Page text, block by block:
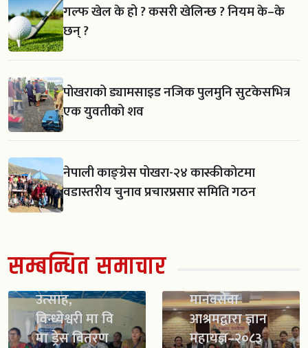
गल्फ खेल के हो ? कसरी खेलिन्छ ? नियम के–के
छन् ?
पोखराको ड्यामसाइड नजिक पुलमुनि सुटकेसभित्र
एक युवतीको शव
नेपाली काङ्ग्रेस पोखरा-२४ कास्कीकोटमा
वडास्तरीय चुनाव प्रचारप्रसार समिति गठन
सम्बन्धित समाचार
स्काउट गठन सँगै
विद्यार्थीमा नयाँ
उत्साह,
विन्ध्येश्वरी मा वि
मा ड्रेस वितरण
मानवसेवा
आश्रमद्वारा ज्ञान
महायज्ञ–२०८३